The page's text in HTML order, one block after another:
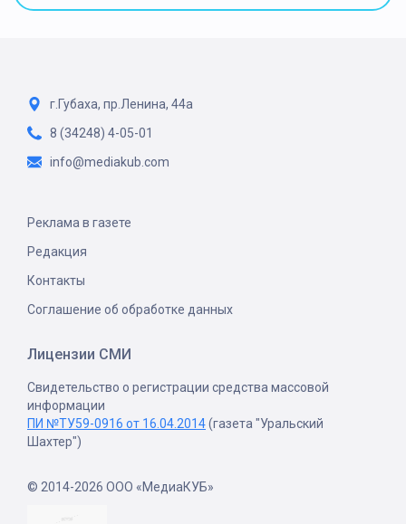
г.Губаха, пр.Ленина, 44а
8 (34248) 4-05-01
info@mediakub.com
Реклама в газете
Редакция
Контакты
Соглашение об обработке данных
Лицензии СМИ
Свидетельство о регистрации средства массовой
информации
ПИ №ТУ59-0916 от 16.04.2014(газета "Уральский
Шахтер")
© 2014-2026 ООО «МедиаКУБ»